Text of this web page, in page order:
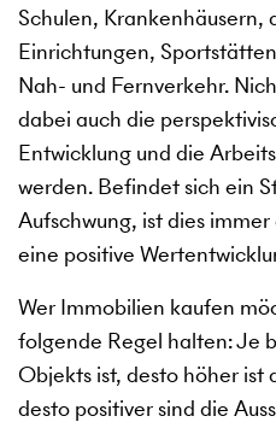
Schulen, Krankenhäusern,
Einrichtungen,
Nah- und Fernverkehr.
dabei auch die
Entwicklung und die
werden. Befindet sich ein
Aufschwung, ist dies
eine positive
Wer Immobilien kaufen
folgende Regel halten: Je
Objekts ist, desto höher ist
desto positiver sind die